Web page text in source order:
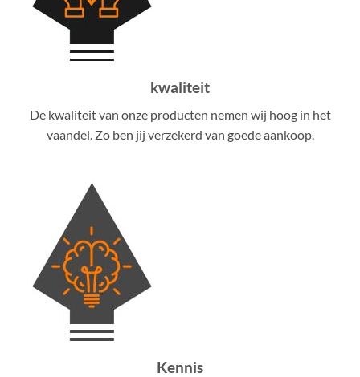
kwaliteit
De kwaliteit van onze producten nemen wij hoog in het
vaandel. Zo ben jij verzekerd van goede aankoop.
Kennis